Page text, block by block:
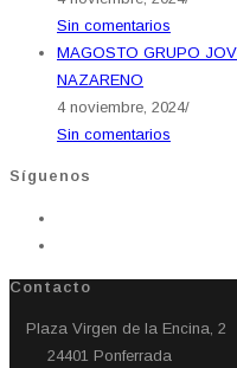
Sin comentarios
MAGOSTO GRUPO
NAZARENO
4 noviembre, 2024/
Sin comentarios
Síguenos
Contacto
Plaza Virgen de la Encina, 2
24401 Ponferrada​